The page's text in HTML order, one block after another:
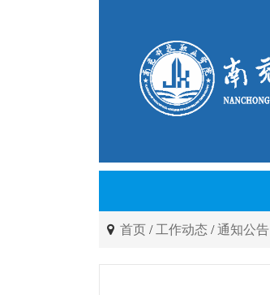
首页 / 工作动态 /通知公告